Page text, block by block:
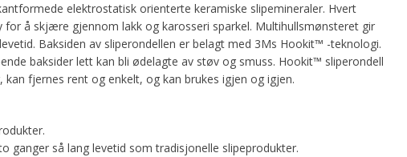
elektrostatisk orienterte keramiske slipemineraler. Hvert
å skjære gjennom lakk og karosseri sparkel. Multihullsmønsteret gir
Baksiden av sliperondellen er belagt med 3Ms Hookit™ -teknologi.
baksider lett kan bli ødelagte av støv og smuss. Hookit™ sliperondell
fjernes rent og enkelt, og kan brukes igjen og igjen.
ganger så lang levetid som tradisjonelle slipeprodukter.